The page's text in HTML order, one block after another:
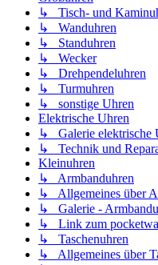
↳ Tisch- und
↳ Wanduhren
↳ Standuhren
↳ Wecker
↳ Drehpendeluhren
↳ Turmuhren
↳ sonstige Uhren
Elektrische Uhren
↳ Galerie elektrische
↳ Technik und
Kleinuhren
↳ Armbanduhren
↳ Allgemeines über
↳ Galerie -
↳ Link zum
↳ Taschenuhren
↳ Allgemeines über